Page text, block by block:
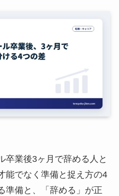
卒業後3ヶ月で辞める人と
能でなく準備と捉え方の4
準備と、「辞める」が正